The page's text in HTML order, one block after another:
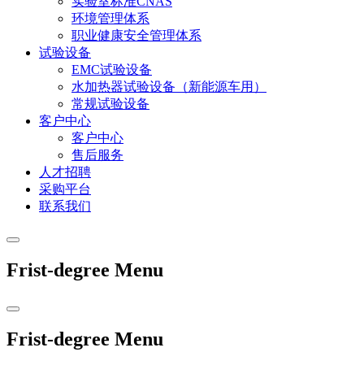
环境管理体系
职业健康安全管理体系
试验设备
EMC试验设备
水加热器试验设备（新能源车用）
常规试验设备
客户中心
客户中心
售后服务
人才招聘
采购平台
联系我们
Frist-degree Menu
Frist-degree Menu